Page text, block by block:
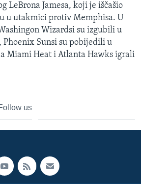
LeBrona Jamesa, koji je iščašio
u utakmici protiv Memphisa. U
Wizardsi su izgubili u
Phoenix Sunsi su pobijedili u
a Miami Heat i Atlanta Hawks igrali
us